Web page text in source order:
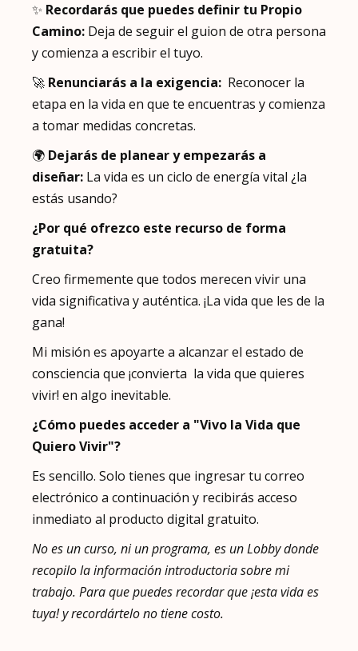
✨ Recordarás que puedes definir tu Propio
Camino: Deja de seguir el guion de otra persona
y comienza a escribir el tuyo.
🚀 Renunciarás a la exigencia: Reconocer la
etapa en la vida en que te encuentras y comienza
a tomar medidas concretas.
🌍 Dejarás de planear y empezarás a
diseñar: La vida es un ciclo de energía vital ¿la
estás usando?
¿Por qué ofrezco este recurso de forma
gratuita?
Creo firmemente que todos merecen vivir una
vida significativa y auténtica. ¡La vida que les de la
gana!
Mi misión es apoyarte a alcanzar el estado de
consciencia que ¡convierta la vida que quieres
vivir! en algo inevitable.
¿Cómo puedes acceder a "Vivo la Vida que
Quiero Vivir"?
Es sencillo. Solo tienes que ingresar tu correo
electrónico a continuación y recibirás acceso
inmediato al producto digital gratuito.
No es un curso, ni un programa, es un Lobby donde
recopilo la información introductoria sobre mi
trabajo. Para que puedes recordar que ¡esta vida es
tuya! y recordártelo no tiene costo.